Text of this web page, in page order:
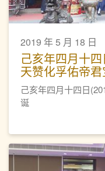
2019 年 5 月 18 日
己亥年四月十
天赞化孚佑帝
己亥年四月十四日
诞